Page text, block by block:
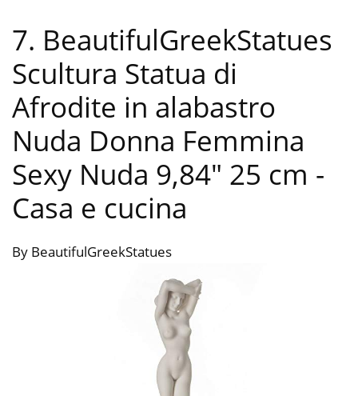
7. BeautifulGreekStatues
Scultura Statua di
Afrodite in alabastro
Nuda Donna Femmina
Sexy Nuda 9,84″ 25 cm -
Casa e cucina
By BeautifulGreekStatues